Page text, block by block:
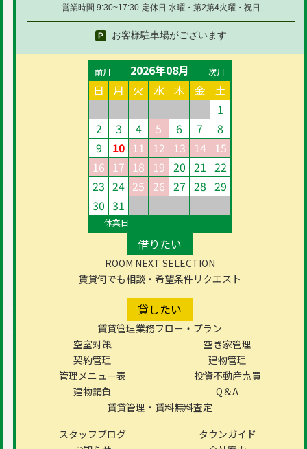
営業時間 9:30~17:30 定休日 水曜・第2第4火曜・祝日
お客様駐車場がございます
借りたい
ROOM NEXT SELECTION
賃貸何でも相談・希望条件リクエスト
貸したい
賃貸管理業務フロー・プラン
空室対策
空き家管理
契約管理
建物管理
管理メニュー表
投資不動産売買
建物請負
Q＆A
賃貸管理・賃料無料査定
スタッフブログ
タウンガイド
前月 2026年08月 次月
日 月 火 水 木 金
土
1
2
3 4 5 6 7
8
9
10 11 12 13 14 15
16 17 18 19 20 21 22
23 24 25 26 27 28 29
30 31
休業日